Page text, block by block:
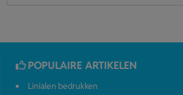
POPULAIRE ARTIKELEN
Linialen bedrukken